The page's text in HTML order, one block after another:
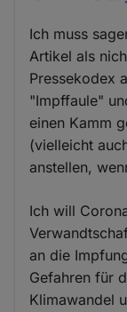
Ich muss
Artikel als
Pressekodex
"Impffaule"
einen Kamm
(vielleicht
anstellen,
Ich will
an die
Gefahren für
Klimawandel